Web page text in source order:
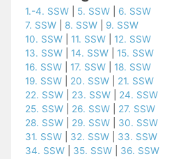
1.-4. SSW 5. SSW
6. SSW
7. SSW
8. SSW
9. SSW
10. SSW |11. SSW |12. SSW
13. SSW |14. SSW |15. SSW
16. SSW |17. SSW |18. SSW
19. SSW
20. SSW
21. SSW
22. SSW
23. SSW
24. SSW
25. SSW
26. SSW
27. SSW
28. SSW
29. SSW
30. SSW
31. SSW
32. SSW
33. SSW
34. SSW
35. SSW
36. SSW